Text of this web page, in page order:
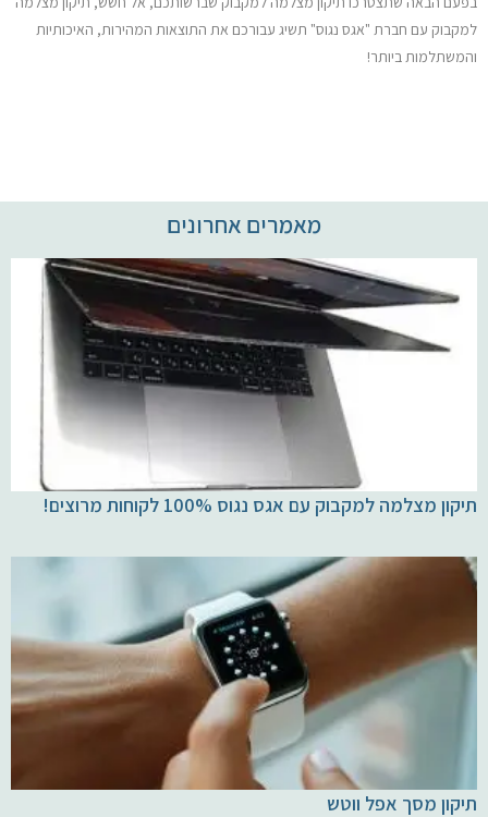
למקבוק עם חברת "אגס נגוס" תשיג עבורכם את התוצאות המהירות, האיכותיות
והמשתלמות ביותר!
מאמרים אחרונים
תיקון מצלמה למקבוק עם אגס נגוס 100% לקוחות מרוצים!
תיקון מסך אפל ווטש